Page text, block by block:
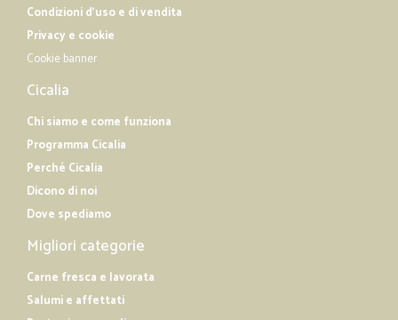
Condizioni d'uso e di vendita
Privacy e cookie
Cookie banner
Cicalia
Chi siamo e come funziona
Programma Cicalia
Perché Cicalia
Dicono di noi
Dove spediamo
Migliori categorie
Carne fresca e lavorata
Salumi e affettati